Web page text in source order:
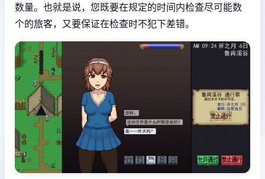
数量。也就是说，您既要在规定的时间内检查尽可能数
个的旅客，又要保证在检查时不犯下差错。